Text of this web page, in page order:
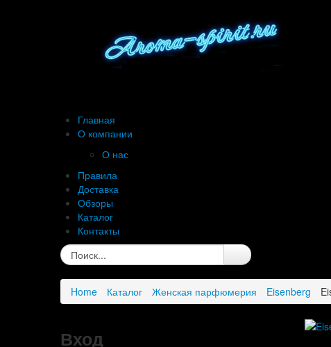
Главная
О компании
О нас
Правила
Доставка
Обзоры
Каталог
Контакты
Home Каталог Женская парфюмерия Eisenberg
Вход